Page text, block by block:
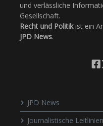
und verlässliche
Gesellschaft.
Recht und Politikist ein
JPD News.
JPD News
Journalistische Leitlinien